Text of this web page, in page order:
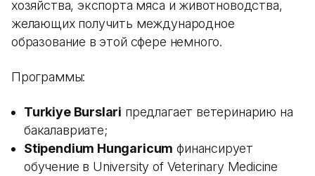
хозяйства, экспорта мяса и животноводства,
желающих получить международное
образование в этой сфере немного.
Программы:
Turkiye Burslari предлагает ветеринарию на
бакалавриате;
Stipendium Hungaricum финансирует
обучение в University of Veterinary Medicine